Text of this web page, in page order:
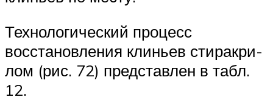
Технологический процесс
восстановления клиньев стиракри-
лом (рис. 72) представлен в табл.
12.